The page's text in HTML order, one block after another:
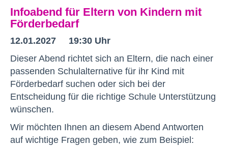
Infoabend für Eltern von Kindern mit
Förderbedarf
12.01.2027 19:30 Uhr
Dieser Abend richtet sich an Eltern, die nach einer
passenden Schulalternative für ihr Kind mit
Förderbedarf suchen oder sich bei der
Entscheidung für die richtige Schule Unterstützung
wünschen.
Wir möchten Ihnen an diesem Abend Antworten
auf wichtige Fragen geben, wie zum Beispiel: